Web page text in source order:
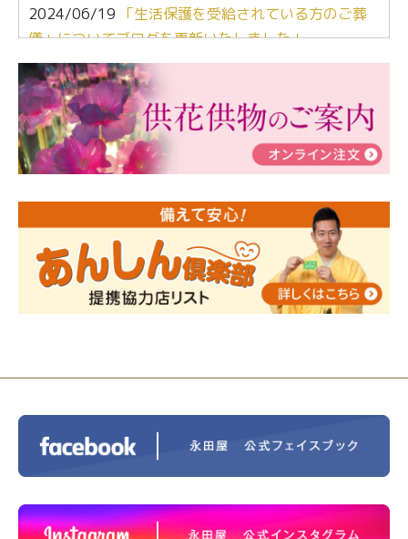
2024/06/19 「生活保護を受給されている方のご葬
儀」についてブログを更新いたしました！
2024/03/06【終活なるほど教室】「マンガで学
ぶ！はじめてのお葬式」小さな家族葬ハウス®町田成
瀬 ご参加ありがとうございました！
2024/01/19令和6年能登半島地震災害の寄付のご報
告
人形供養 寄付のご報告
2023/12/16終活なるほど教室＠小さな家族葬ハウ
ス®上鶴間 エンディングノートを書いてみよう！
2023/11/29 永田屋創業110周年記念式典 レンブラ
ントホテル東京町田